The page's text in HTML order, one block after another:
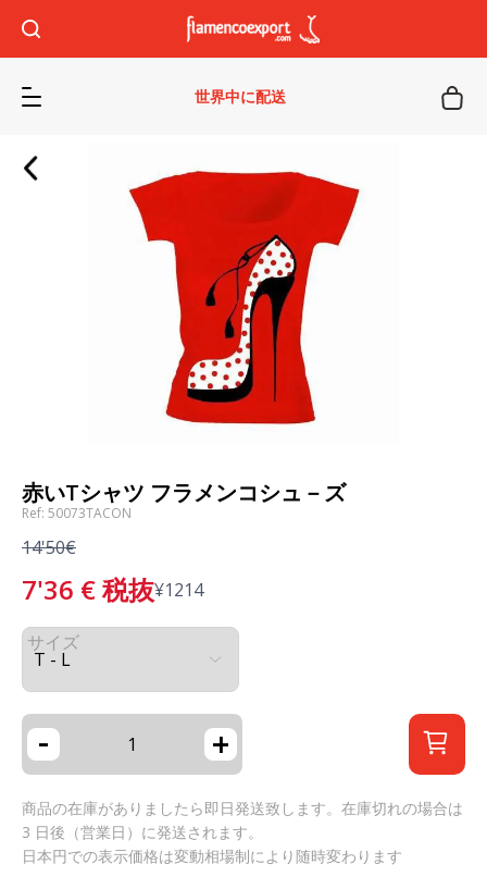
世界中に配送
赤いTシャツ フラメンコシュ－ズ
Ref: 50073TACON
14'50€
7'36 €税抜¥1214
サイズ
- +
商品の在庫がありましたら即日発送致します。在庫切れの場合は
3 日後（営業日）に発送されます。
日本円での表示価格は変動相場制により随時変わります